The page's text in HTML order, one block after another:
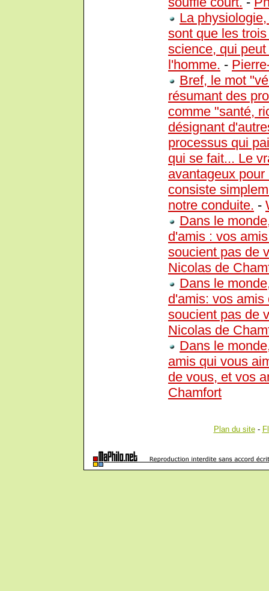
La
sont que les
science, qui
l'homme. -
Bref, le mot
résumant des
comme "santé,
désignant
processus qui
qui se fait... Le
avantageux
consiste
notre conduite. -
Dans le
d'amis : vos
soucient pas de
Nicolas de
Dans le
d'amis: vos
soucient pas de
Nicolas de
Dans le
amis qui vous
de vous, et vos
Chamfort
Plan du site-